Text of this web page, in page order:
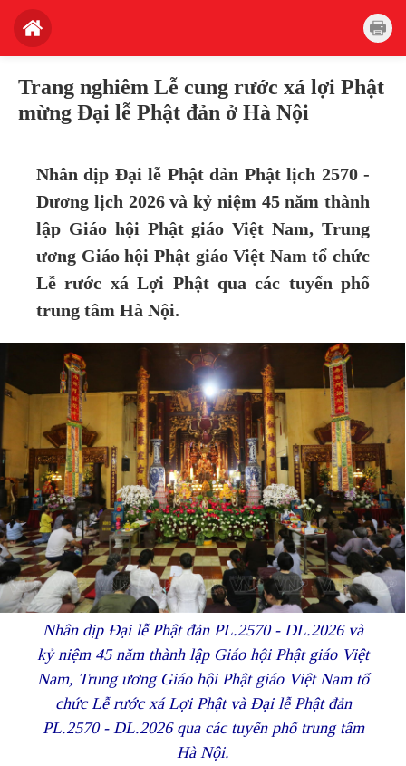
Trang nghiêm Lễ cung rước xá lợi Phật
mừng Đại lễ Phật đản ở Hà Nội
Nhân dịp Đại lễ Phật đản Phật lịch 2570 -
Dương lịch 2026và kỷ niệm 45 năm thành
lập Giáo hội Phật giáo Việt Nam, Trung
ương Giáo hội Phật giáo Việt Nam tổ chức
Lễ rước xá Lợi Phật qua các tuyến phố
trung tâm Hà Nội.
Nhân dịp Đại lễ Phật đản PL.2570 - DL.2026 và
kỷ niệm 45 năm thành lập Giáo hội Phật giáo Việt
Nam, Trung ương Giáo hội Phật giáo Việt Nam tổ
chức Lễ rước xá Lợi Phật và Đại lễ Phật đản
PL.2570 - DL.2026 qua các tuyến phố trung tâm
Hà Nội.